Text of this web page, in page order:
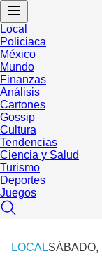
Local
Policiaca
México
Mundo
Finanzas
Análisis
Cartones
Gossip
Cultura
Tendencias
Ciencia y Salud
Turismo
Deportes
Juegos
LOCALSÁBADO,